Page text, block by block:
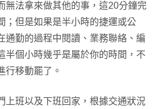
無法拿來做其他的事，這20分鐘完
；但是如果是半小時的捷運或公
通勤的過程中閱讀、業務聯絡、編
半個小時幾乎是屬於你的時間，不
行移動罷了。
上班以及下班回家，根據交通狀況